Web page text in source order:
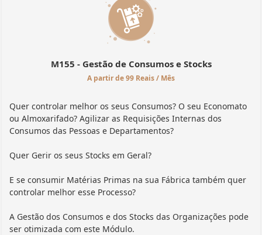
M155 - Gestão de Consumos e Stocks
A partir de 99 Reais / Mês
Quer controlar melhor os seus Consumos? O seu Economato
ou Almoxarifado? Agilizar as Requisições Internas dos
Consumos das Pessoas e Departamentos?
Quer Gerir os seus Stocks em Geral?
E se consumir Matérias Primas na sua Fábrica também quer
controlar melhor esse Processo?
A Gestão dos Consumos e dos Stocks das Organizações pode
ser otimizada com este Módulo.